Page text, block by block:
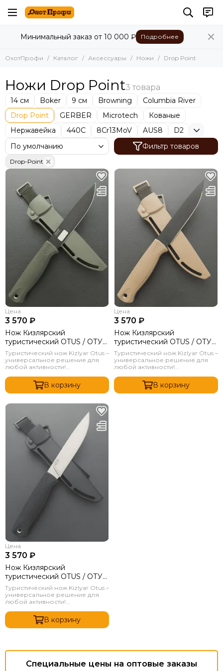
Аксессуары
Все товары
Фляги
Коврики
Фонарики
Лопатки
Топорики
Мультитулы
Ножи
Наручники
Рыболовные ножницы
Минимальный заказ от 10 000 ₽ Подробнее
ОхотПрофи Каталог Аксессуары Ножи Drop Point
Ножи Drop Point
14 см Boker 9 см Browning
Columbia River
Drop Point
GERBER Microtech
Кованые
Нержавейка
440С 8Cr13MoV AUS8
D2
Фильтр товаров
Drop-Point
Цена
3 570 ₽
Нож Кизлярский
туристический OTUS / ОТУС
Олива
Туристический нож Kizlyar Otus –
универсальное решение для
любой активности!...
В корзину
Цена
3 570 ₽
Нож Кизлярский
туристический OTUS / ОТУС
Бежевый
Туристический нож Kizlyar Otus –
универсальное решение для
любой активности!...
В корзину
Цена
3 570 ₽
Нож Кизлярский
туристический OTUS / ОТУС
Черный
Туристический нож Kizlyar Otus –
универсальное решение для
любой активности!...
В корзину
Специальные цены на оптовые заказы